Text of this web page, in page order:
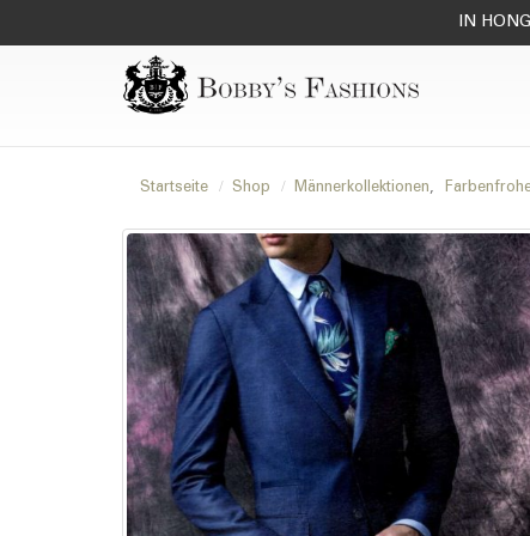
IN
Startseite Shop Männerkollektionen,